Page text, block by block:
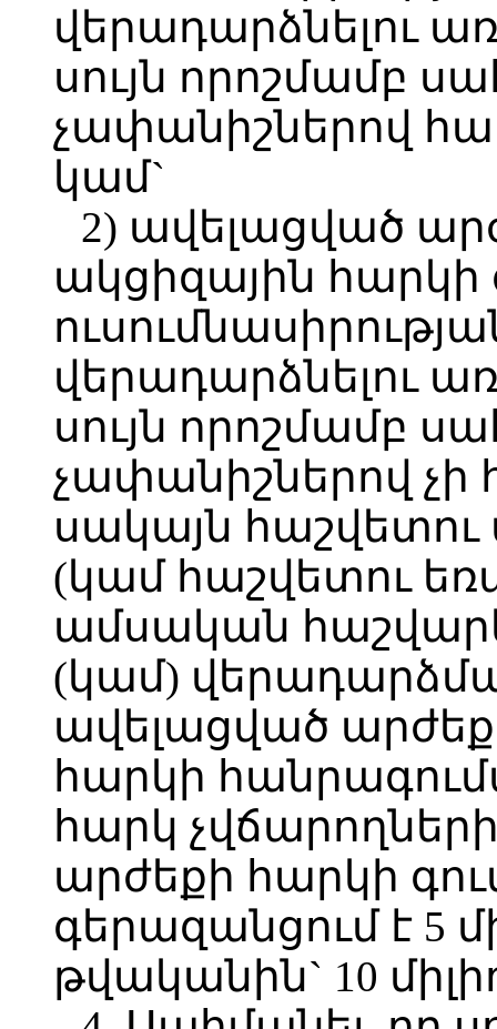
վերադարձնելու
սույն որոշմամբ
չափանիշներով
կամ`
2) ավելացված
ակցիզային
վերադարձնելու
սույն որոշմամբ
չափանիշներով չի
սակայն հաշվետու
(կամ հաշվետու
ամսական
(կամ)
ավելացված
հարկի
հարկ
արժեքի հարկի
գերազանցում է 5
թվականին` 10